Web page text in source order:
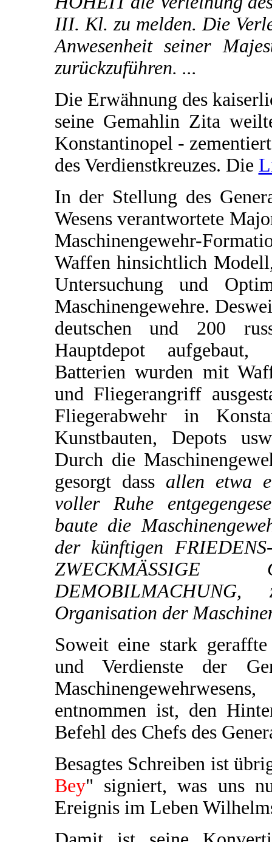
III. Kl. zu melden. Die
Anwesenheit seiner
zurückzuführen. ...
Die Erwähnung des
seine Gemahlin Zita
Konstantinopel -
des Verdienstkreuzes. Die
In der Stellung des
Wesens verantwortete
Maschinengewehr-
Waffen hinsichtlich
Untersuchung und
Maschinengewehre.
deutschen und 200
Hauptdepot
Batterien wurden mit
und Fliegerangriff
Fliegerabwehr in
Kunstbauten, Depots
Durch die
gesorgt dass allen etwa
voller Ruhe
baute die
der künftigen
Organisation der
Soweit eine stark
und Verdienste der
entnommen ist, den
Befehl des Chefs des
Besagtes Schreiben ist
Bey" signiert, was uns
Ereignis im Leben